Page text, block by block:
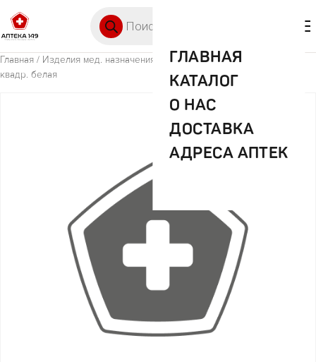
ГЛАВНАЯ
КАТАЛОГ
О НАС
ДОСТАВКА
АДРЕСА АПТЕК
Главная / Изделия мед. назначения (ИМН) / Аптечка Доктор + 8.5 л.
квадр. белая